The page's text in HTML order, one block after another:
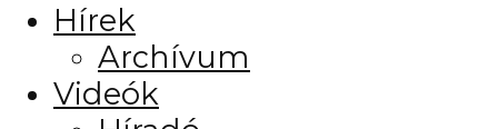
Hírek
Archívum
Videók